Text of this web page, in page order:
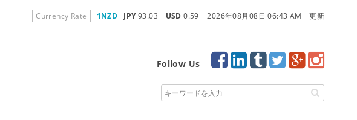
Currency Rate 1NZD JPY93.03 USD 0.59 2026年08月08日 06:43 AM 更新
Follow Us